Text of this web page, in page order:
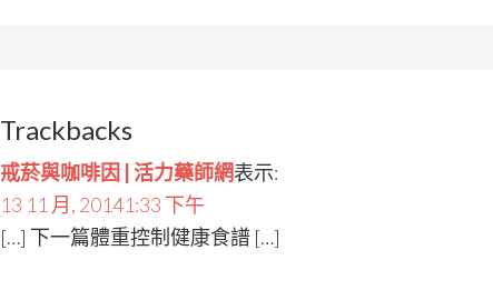
Trackbacks
戒菸與咖啡因 | 活力藥師網表示:
13 11 月, 20141:33 下午
[…] 下一篇體重控制健康食譜 […]